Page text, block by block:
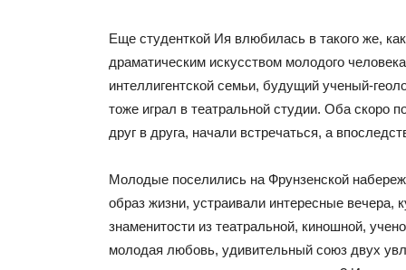
Еще студенткой Ия влюбилась в такого же,
драматическим искусством молодого
интеллигентской семьи, будущий ученый-
тоже играл в театральной студии. Оба скоро
друг в друга, начали встречаться, а
Молодые поселились на Фрунзенской
образ жизни, устраивали интересные вечера,
знаменитости из театральной, киношной,
молодая любовь, удивительный союз двух